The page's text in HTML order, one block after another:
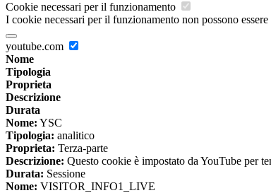
Cookie necessari per il funzionamento
I cookie necessari per il funzionamento non possono
youtube.com
Nome
Tipologia
Proprieta
Descrizione
Durata
Nome: YSC
Tipologia: analitico
Proprieta: Terza-parte
Descrizione: Questo cookie è impostato da YouTube per
Durata: Sessione
Nome: VISITOR_INFO1_LIVE